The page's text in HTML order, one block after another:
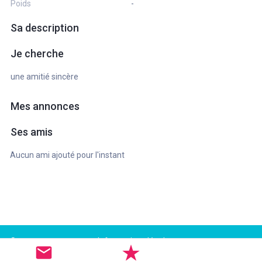
Poids
-
Sa description
Je cherche
une amitié sincère
Mes annonces
Ses amis
Aucun ami ajouté pour l'instant
Support
Informations légales
Conditions d'utilisation